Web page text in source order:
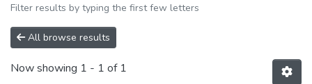
Filter results by typing the first few letters
All browse results
Now showing 1 - 1 of 1